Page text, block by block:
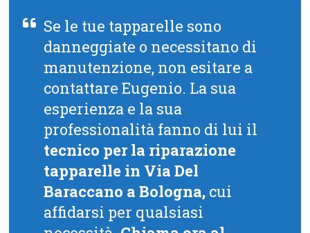
Se le tue tapparelle sono
danneggiate o necessitano di
manutenzione, non esitare a
contattare Eugenio. La sua
esperienza e la sua
professionalità fanno di lui il
tecnico per la riparazione
tapparelle in Via Del
Baraccano a Bologna, cui
affidarsi per qualsiasi